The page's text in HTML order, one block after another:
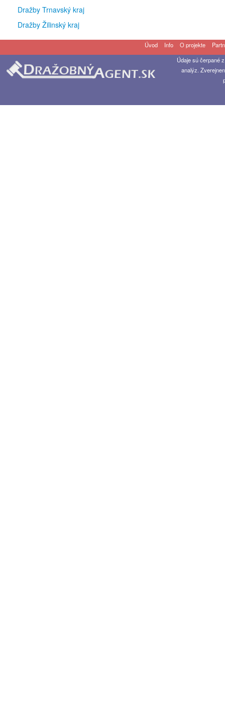
Dražby Trnavský kraj
Dražby Žilinský kraj
Úvod Info O projekte
Údaje sú čerpané
analýz.